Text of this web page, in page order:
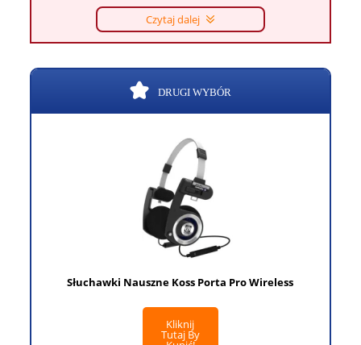
Czytaj dalej
DRUGI WYBÓR
Słuchawki Nauszne Koss Porta Pro Wireless
Kliknij
Tutaj By